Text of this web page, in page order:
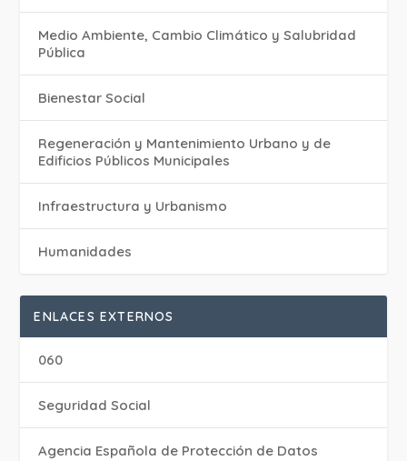
Medio Ambiente, Cambio Climático y Salubridad
Pública
Bienestar Social
Regeneración y Mantenimiento Urbano y de
Edificios Públicos Municipales
Infraestructura y Urbanismo
Humanidades
ENLACES EXTERNOS
060
Seguridad Social
Agencia Española de Protección de Datos